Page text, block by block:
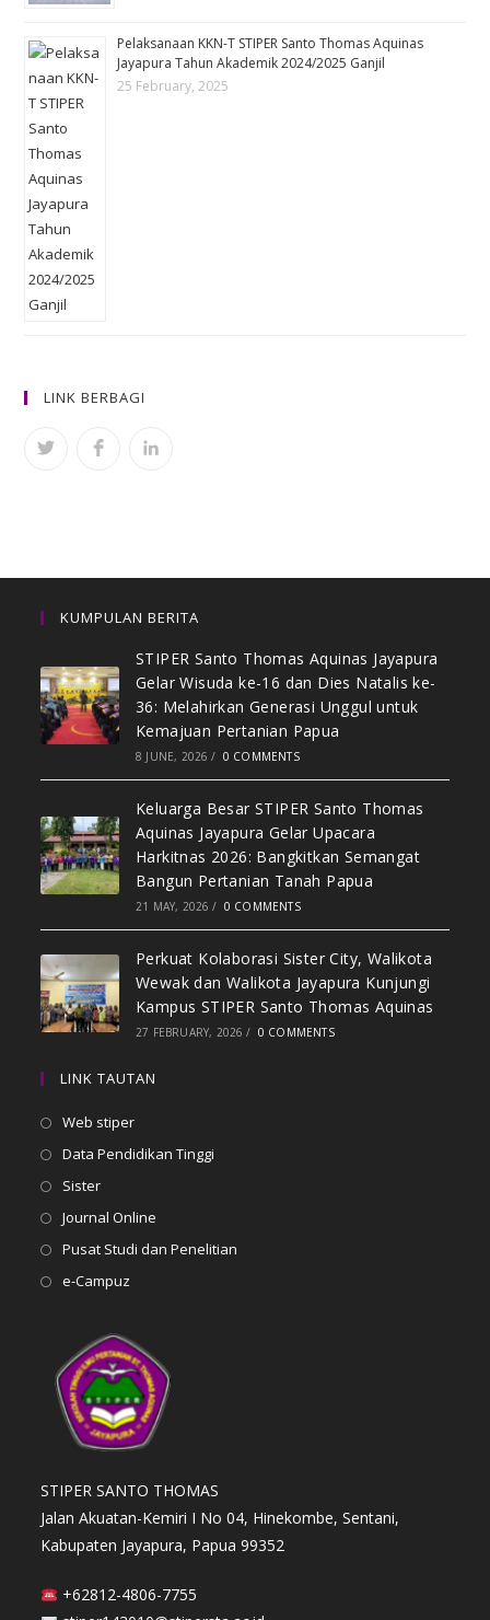
Pelaksanaan KKN-T STIPER Santo Thomas Aquinas
Jayapura Tahun Akademik 2024/2025 Ganjil
25 February, 2025
LINK BERBAGI
KUMPULAN BERITA
STIPER Santo Thomas Aquinas Jayapura
Gelar Wisuda ke-16 dan Dies Natalis ke-
36: Melahirkan Generasi Unggul untuk
Kemajuan Pertanian Papua
8 JUNE, 2026 / 0 COMMENTS
Keluarga Besar STIPER Santo Thomas
Aquinas Jayapura Gelar Upacara
Harkitnas 2026: Bangkitkan Semangat
Bangun Pertanian Tanah Papua
21 MAY, 2026 / 0 COMMENTS
Perkuat Kolaborasi Sister City, Walikota
Wewak dan Walikota Jayapura Kunjungi
Kampus STIPER Santo Thomas Aquinas
27 FEBRUARY, 2026 / 0 COMMENTS
LINK TAUTAN
Web stiper
Data Pendidikan Tinggi
Sister
Journal Online
Pusat Studi dan Penelitian
e-Campuz
STIPER SANTO THOMAS
Jalan Akuatan-Kemiri I No 04, Hinekombe, Sentani,
Kabupaten Jayapura, Papua 99352
+62812-4806-7755